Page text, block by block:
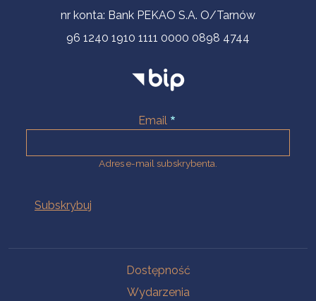
nr konta: Bank PEKAO S.A. O/Tarnów
96 1240 1910 1111 0000 0898 4744
Email
Adres e-mail subskrybenta.
Dostępność
Wydarzenia